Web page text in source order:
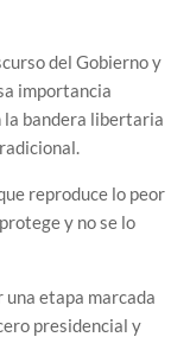
del Gobierno y
importancia
la bandera libertaria
reproduce lo peor
y no se lo
una etapa marcada
presidencial y